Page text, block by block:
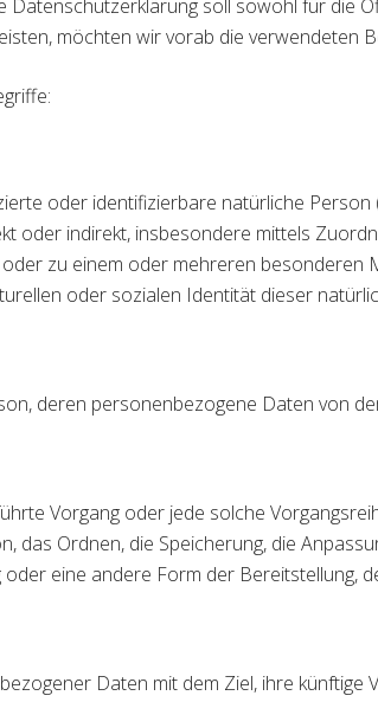
soll sowohl für die
möchten wir vorab die verwendeten
oder identifizierbare natürliche Person
oder indirekt, insbesondere mittels
zu einem oder mehreren besonderen
oder sozialen Identität dieser
deren personenbezogene Daten von
Vorgang oder jede solche
Ordnen, die Speicherung, die
eine andere Form der Bereitstellung,
Daten mit dem Ziel, ihre künftige